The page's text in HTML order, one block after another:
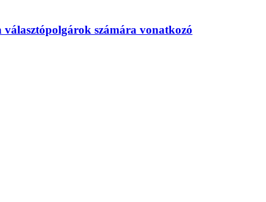
választópolgárok számára vonatkozó